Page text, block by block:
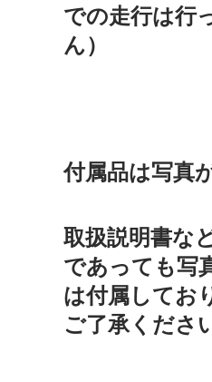
での走行は行
ん）
付属品は写真
取扱説明書な
であっても写
は付属してお
ご了承くださ